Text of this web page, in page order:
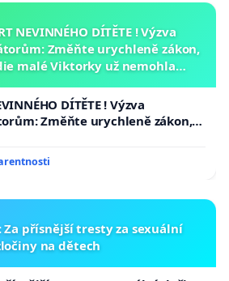
NEVINNÉHO DÍTĚTE ! Výzva
Změňte urychleně zákon,
malé Viktorky už nemohla
DÍTĚTE ! Výzva
Změňte urychleně zákon,
Viktorky už nemohla opakovat!
přísnější tresty za sexuální
na dětech